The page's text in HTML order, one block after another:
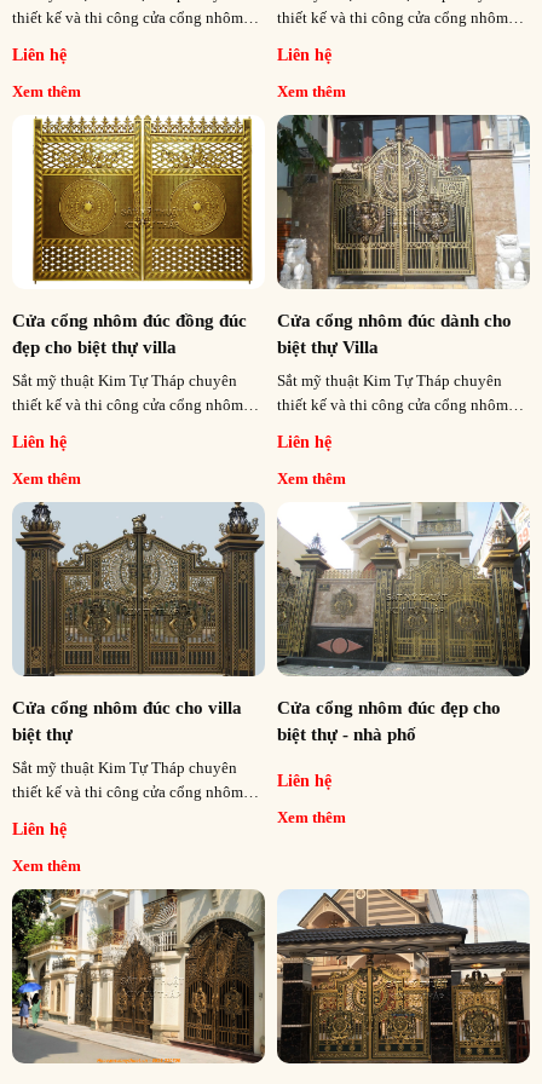
thiết kế và thi công cửa cổng nhôm
điển và hiện đại tại tất cả các tỉnh
thành trên cả nước
Liên hệ
Xem thêm
thiết kế và thi công cửa cổng nhôm
điển và hiện đại tại tất cả các tỉnh
thành trên cả nước
Liên hệ
Xem thêm
Cửa cổng nhôm đúc đồng đúc
đẹp cho biệt thự villa
Sắt mỹ thuật Kim Tự Tháp chuyên
thiết kế và thi công cửa cổng nhôm
điển và hiện đại tại tất cả các tỉnh
thành trên cả nước
Liên hệ
Xem thêm
Cửa cổng nhôm đúc dành cho
biệt thự Villa
Sắt mỹ thuật Kim Tự Tháp chuyên
thiết kế và thi công cửa cổng nhôm
hiện đại tại tất cả các tỉnh thành trên
cả nước
Liên hệ
Xem thêm
Cửa cổng nhôm đúc cho villa
biệt thự
Sắt mỹ thuật Kim Tự Tháp chuyên
thiết kế và thi công cửa cổng nhôm
hiện đại tại tất cả các tỉnh thành trên
cả nước
Liên hệ
Xem thêm
Cửa cổng nhôm đúc đẹp cho
biệt thự - nhà phố
Liên hệ
Xem thêm